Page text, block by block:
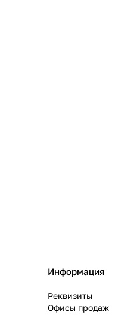
Информация
Реквизиты
Офисы продаж